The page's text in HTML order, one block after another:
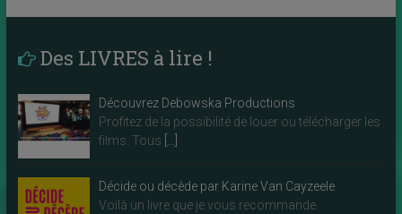
Des LIVRES à lire !
Découvrez Debowska Productions
Profitez de la possibilité de louer ou télécharger les
films. Tous […]
Décide ou décède par Karine Van Cayzeele
Voilà un livre que je vous recommande